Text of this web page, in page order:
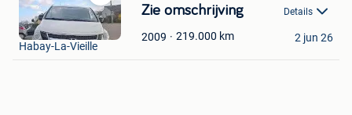
Bewaren
in
Mijn
Favorieten
Zie omschrijving Details
2009 219.000 km
Christophe Tontini
Habay-La-Vieille
2 jun 26